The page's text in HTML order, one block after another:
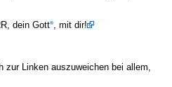
dein Gott , mit dir!
zur Linken auszuweichen bei allem,